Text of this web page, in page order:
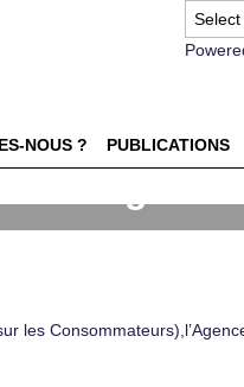
NOUS ? PUBLICATIONS
Images
les